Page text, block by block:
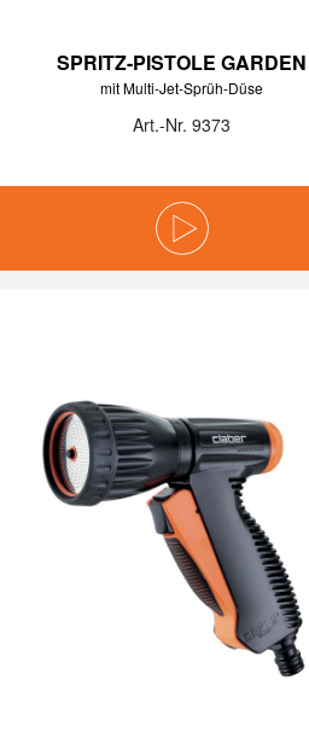
SPRITZ-PISTOLE GARDEN
mit Multi-Jet-Sprüh-Düse
Art.-Nr. 9373